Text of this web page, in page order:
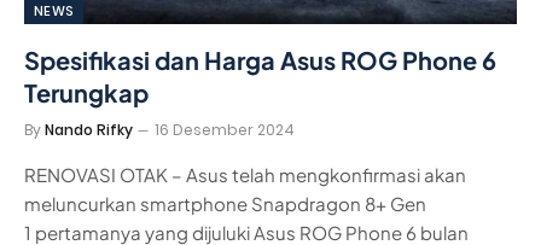
NEWS
Spesifikasi dan Harga Asus ROG Phone 6
Terungkap
ByNando Rifky 16 Desember 2024
RENOVASI OTAK – Asus telah mengkonfirmasi akan
meluncurkan smartphone Snapdragon 8+ Gen
1 pertamanya yang dijuluki Asus ROG Phone 6 bulan